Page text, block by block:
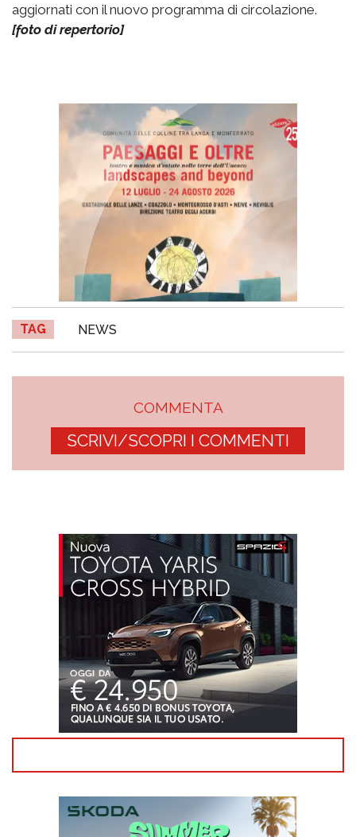
aggiornati con il nuovo programma di circolazione.
[foto di repertorio]
TAG NEWS
COMMENTA
SCRIVI/SCOPRI I COMMENTI